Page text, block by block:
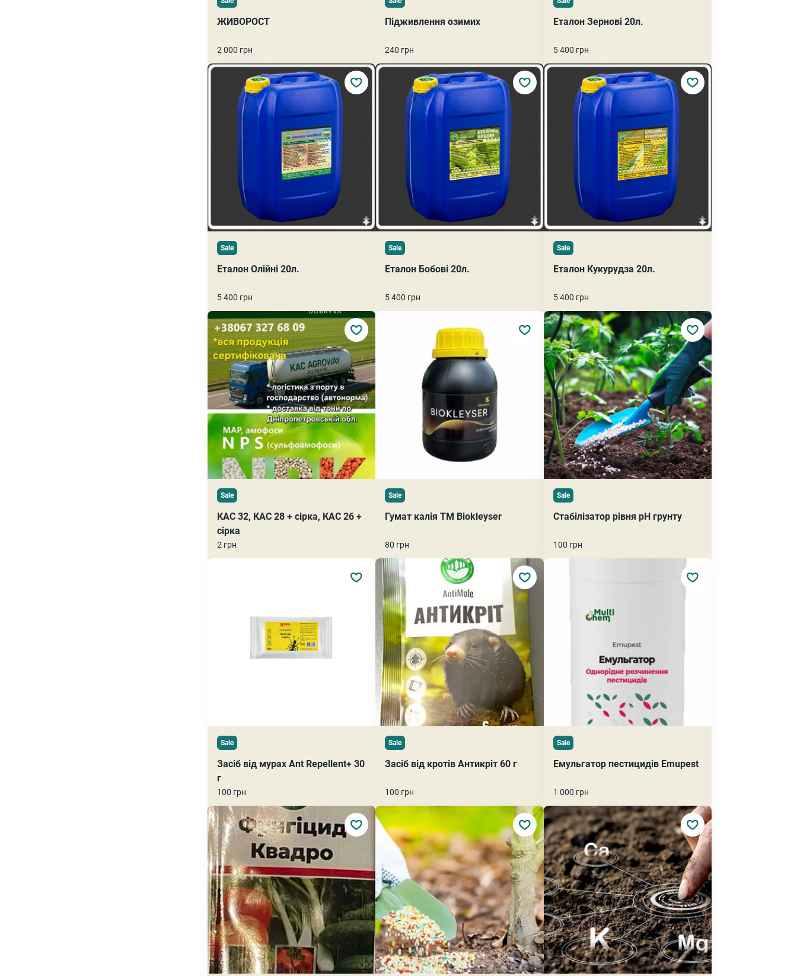
ЖИВОРОСТ
2 000 грн
Підживлення озимих
240 грн
Еталон Зернові 20л.
5 400 грн
Sale
Еталон Олійні 20л.
5 400 грн
Sale
Еталон Бобові 20л.
5 400 грн
Sale
Еталон Кукурудза 20л.
5 400 грн
Sale
КАС 32, КАС 28 + сірка, КАС 26 +
сірка
2 грн
Sale
Гумат калія ТМ Biokleyser
80 грн
Sale
Стабілізатор рівня pH грунту
100 грн
Sale
Засіб від мурах Ant Repellent+ 30
г
100 грн
Sale
Засіб від кротів Антикріт 60 г
100 грн
Sale
Емульгатор пестицидів Emupest
1 000 грн